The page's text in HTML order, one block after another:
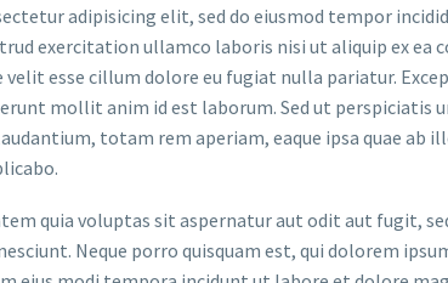
adipisicing elit, sed do eiusmod tempor
exercitation ullamco laboris nisi ut aliquip ex ea
esse cillum dolore eu fugiat nulla pariatur.
mollit anim id est laborum. Sed ut
totam rem aperiam, eaque ipsa quae ab
quia voluptas sit aspernatur aut odit aut fugit,
Neque porro quisquam est, qui dolorem